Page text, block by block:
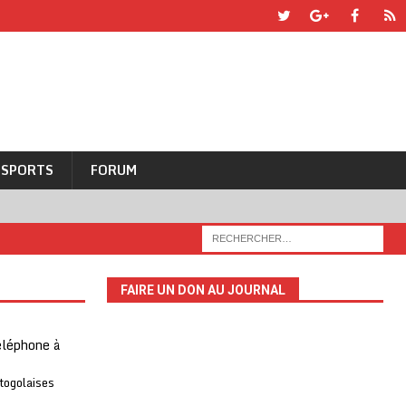
SPORTS FORUM
à
FAIRE UN DON AU JOURNAL